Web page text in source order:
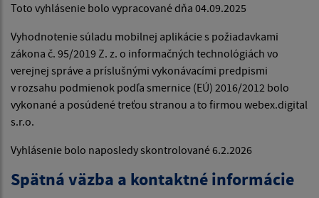
Toto vyhlásenie bolo vypracované dňa 04.09.2025
Vyhodnotenie súladu mobilnej aplikácie s požiadavkami
zákona č. 95/2019 Z. z. o informačných technológiách vo
verejnej správe a príslušnými vykonávacími predpismi
v rozsahu podmienok podľa smernice (EÚ) 2016/2012 bolo
vykonané a posúdené treťou stranou a to firmou webex.digital
s.r.o.
Vyhlásenie bolo naposledy skontrolované 6.2.2026
Spätná väzba a kontaktné informácie